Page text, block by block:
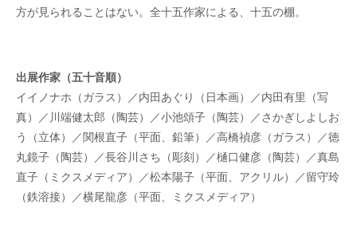
方が見られることはない。全十五作家による、十五の棚。
出展作家（五十音順）
イイノナホ（ガラス）／内田あぐり（日本画）／内田有里（写
真）／川端健太郎（陶芸）／小池頌子（陶芸）／さかぎしよしお
う（立体）／関根直子（平面、鉛筆）／高橋禎彦（ガラス）／徳
丸鏡子（陶芸）／長谷川さち（彫刻）／樋口健彦（陶芸）／真島
直子（ミクスメディア）／松本陽子（平面、アクリル）／留守玲
（鉄溶接）／横尾龍彦（平面、ミクスメディア）